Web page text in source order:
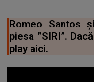
Romeo Santos
piesa ”SIRI”.
play aici.